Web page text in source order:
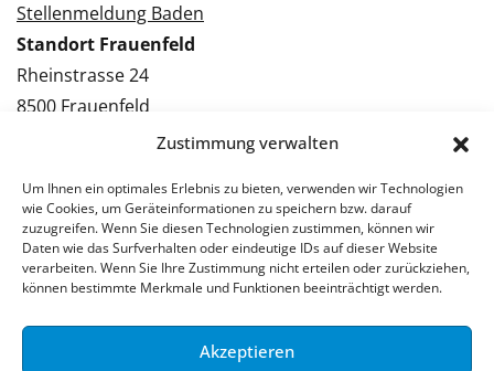
Zustimmung verwalten
Um Ihnen ein optimales Erlebnis zu bieten, verwenden wir Technologien
wie Cookies, um Geräteinformationen zu speichern bzw. darauf
zuzugreifen. Wenn Sie diesen Technologien zustimmen, können wir
Daten wie das Surfverhalten oder eindeutige IDs auf dieser Website
verarbeiten. Wenn Sie Ihre Zustimmung nicht erteilen oder zurückziehen,
können bestimmte Merkmale und Funktionen beeinträchtigt werden.
Akzeptieren
Stellenmeldung Baden
Standort Frauenfeld
Rheinstrasse 24
8500 Frauenfeld
Tel.: 052 224 09 09
Bewerben Frauenfeld
Stellenmeldung Frauenfeld
© 2026 Stellenpartner AG